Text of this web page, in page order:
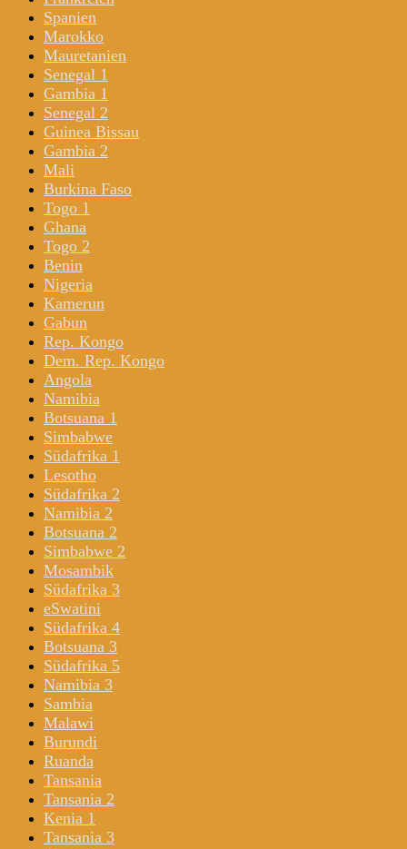
Spanien
Marokko
Mauretanien
Senegal 1
Gambia 1
Senegal 2
Guinea Bissau
Gambia 2
Mali
Burkina Faso
Togo 1
Ghana
Togo 2
Benin
Nigeria
Kamerun
Gabun
Rep. Kongo
Dem. Rep. Kongo
Angola
Namibia
Botsuana 1
Simbabwe
Südafrika 1
Lesotho
Südafrika 2
Namibia 2
Botsuana 2
Simbabwe 2
Mosambik
Südafrika 3
eSwatini
Südafrika 4
Botsuana 3
Südafrika 5
Namibia 3
Sambia
Malawi
Burundi
Ruanda
Tansania
Tansania 2
Kenia 1
Tansania 3